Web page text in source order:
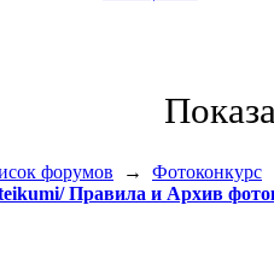
форумов → Фотоконкурс
Правила и Архив